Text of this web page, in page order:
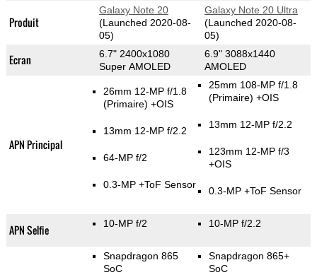
Produit
Galaxy Note 20
(Launched 2020-08-
05)
Galaxy Note 20 Ultra
(Launched 2020-08-
05)
Ecran
6.7" 2400x1080
Super AMOLED
6.9" 3088x1440
AMOLED
APN Principal
26mm 12-MP f/1.8
(Primaire) +OIS
13mm 12-MP f/2.2
64-MP f/2
0.3-MP +ToF Sensor
25mm 108-MP f/1.8
(Primaire) +OIS
13mm 12-MP f/2.2
123mm 12-MP f/3
+OIS
0.3-MP +ToF Sensor
APN Selfie 10-MP f/2 10-MP f/2.2
Snapdragon 865
SoC
Snapdragon 865+
SoC